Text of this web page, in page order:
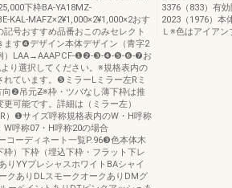
下枠BA-YA18MZ-
KAL-MAFZ×2¥1,000×2¥1,000×2おす
号おすすめ品番おこのみセレクト
ます❹デザイン本体デザイン（青字2
）LAA→AAAPCF-❶❷-❸-❹-❺-❻-❼お
り選択してください。※規格表内の
れています。❺ミラーLミラー左Rミ
向❷吊元Z̶※枠・ツバなし薄下枠は推
可能です。詳細は（ミラー左）
R）❶サイズ呼称規格表内のW・H呼称
W呼称07・H呼称20の場合
コーディネート一覧P.96❸色本体木
枠）下枠（埋込下枠・フラット下レ
りYYプレシャスホワイトBAシャイ
クありDLスモークオークありDMグ
3376（833）有
2023（1976）本
Ｌ※色はアイア